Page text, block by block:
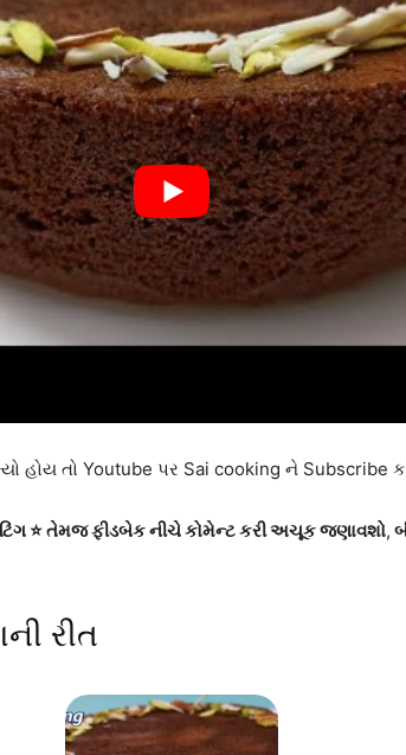
હોય તો Youtube પર Sai cooking ને Subscribe
રેટિંગ ⭐ તેમજ ફીડબેક નીચે કોમેન્ટ કરી અચૂક જણાવશો,
રીત